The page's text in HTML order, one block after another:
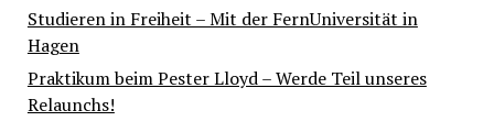
Studieren in Freiheit – Mit der FernUniversität in
Hagen
Praktikum beim Pester Lloyd – Werde Teil unseres
Relaunchs!